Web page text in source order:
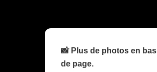
📸 Plus de photos en bas
de page.